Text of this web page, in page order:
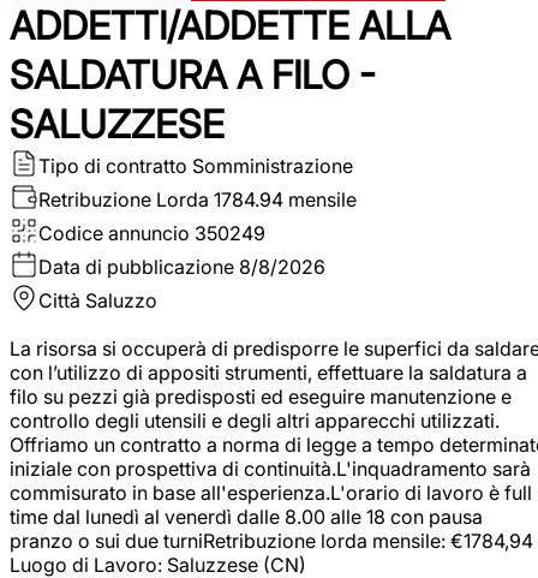
ADDETTI/ADDETTE ALLA
SALDATURA A FILO -
SALUZZESE
Tipo di contratto Somministrazione
Retribuzione Lorda 1784.94 mensile
Codice annuncio 350249
Data di pubblicazione 8/8/2026
Città Saluzzo
La risorsa si occuperà di predisporre le superfici da
con l’utilizzo di appositi strumenti, effettuare la saldatura a
filo su pezzi già predisposti ed eseguire manutenzione e
controllo degli utensili e degli altri apparecchi utilizzati.
Offriamo un contratto a norma di legge a tempo
iniziale con prospettiva di continuità.L'inquadramento sarà
commisurato in base all'esperienza.L'orario di lavoro è full
time dal lunedì al venerdì dalle 8.00 alle 18 con pausa
pranzo o sui due turniRetribuzione lorda mensile: €1784,94
Luogo di Lavoro: Saluzzese (CN)